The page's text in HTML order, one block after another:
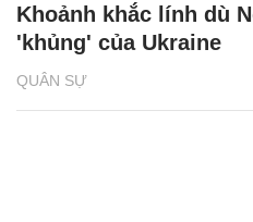
QUÂN SỰ
Khoảnh khắc lính dù
'khủng' của Ukraine